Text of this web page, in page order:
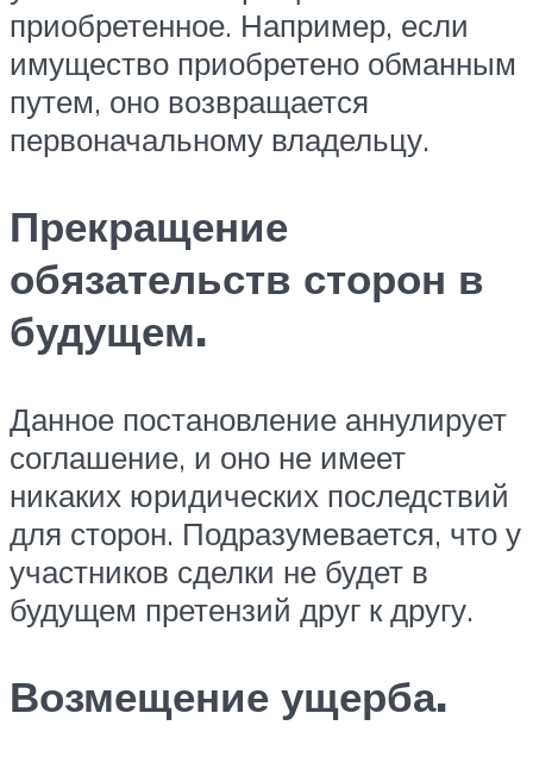
приобретенное. Например, если
имущество приобретено обманным
путем, оно возвращается
первоначальному владельцу.
Прекращение
обязательств сторон в
будущем.
Данное постановление аннулирует
соглашение, и оно не имеет
никаких юридических последствий
для сторон. Подразумевается, что у
участников сделки не будет в
будущем претензий друг к другу.
Возмещение ущерба.